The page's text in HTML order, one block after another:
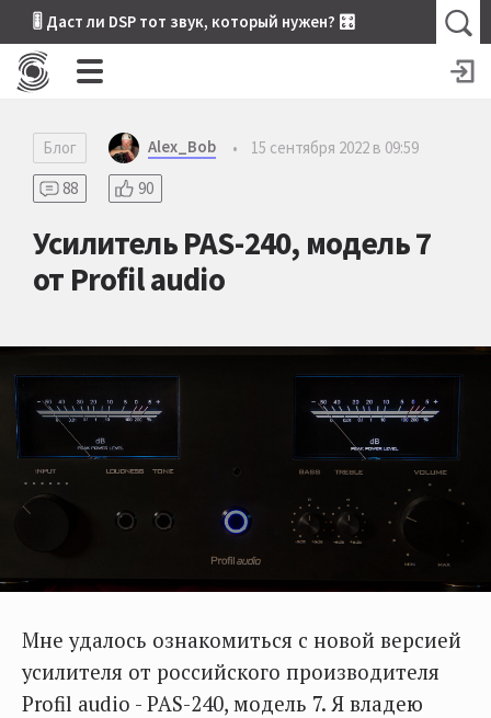
🎚 Даст ли DSP тот звук, который нужен? 🎛
Блог Alex_Bob •
15 сентября 2022 в 09:59
88
90
Усилитель PAS-240, модель 7
от Profil audio
Мне удалось ознакомиться с новой версией
усилителя от российского производителя
Profil audio - PAS-240, модель 7. Я владею